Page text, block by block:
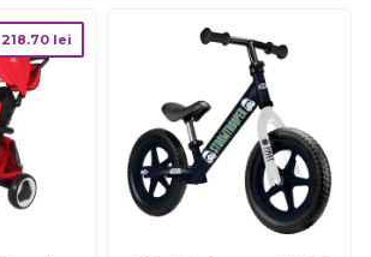
218.70 lei